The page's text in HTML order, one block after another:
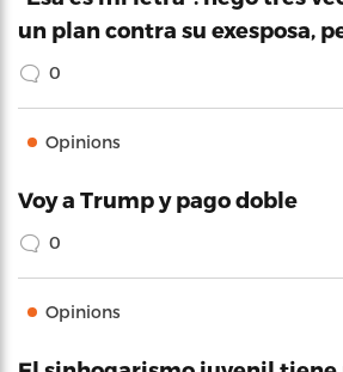
un plan contra su exesposa,
0
Opinions
Voy a Trump y pago doble
0
Opinions